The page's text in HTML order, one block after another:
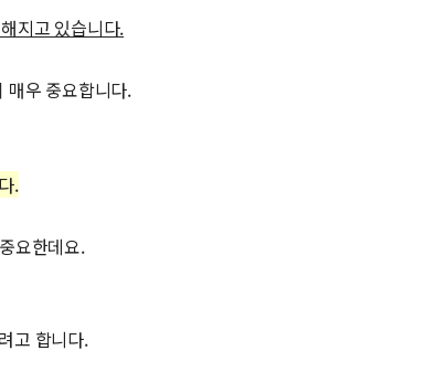
지고 있습니다.
매우 중요합니다.
.
요한데요.
고 합니다.